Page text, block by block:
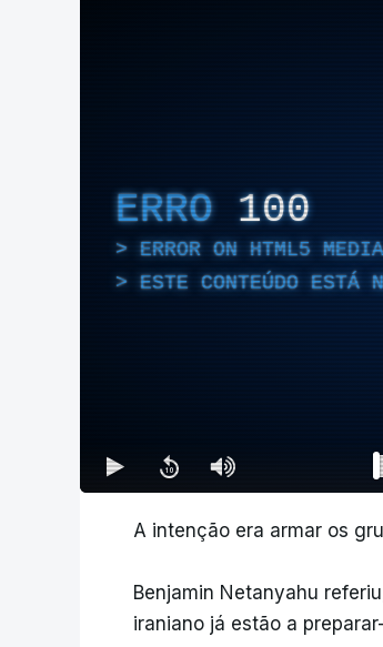
ERRO 100
ERROR ON HTML5
ESTE CONTEÚDO ESTÁ
A intenção era armar os
Benjamin Netanyahu
iraniano já estão a